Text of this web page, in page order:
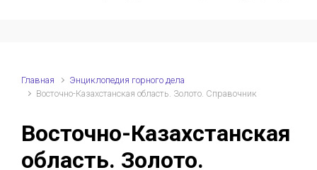
Главная
Энциклопедия горного дела
Восточно-Казахстанская область. Золото. Справочник
Восточно-Казахстанская
область. Золото.